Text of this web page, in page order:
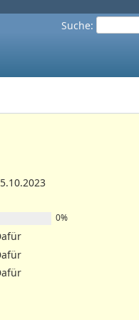
Suche:
0%